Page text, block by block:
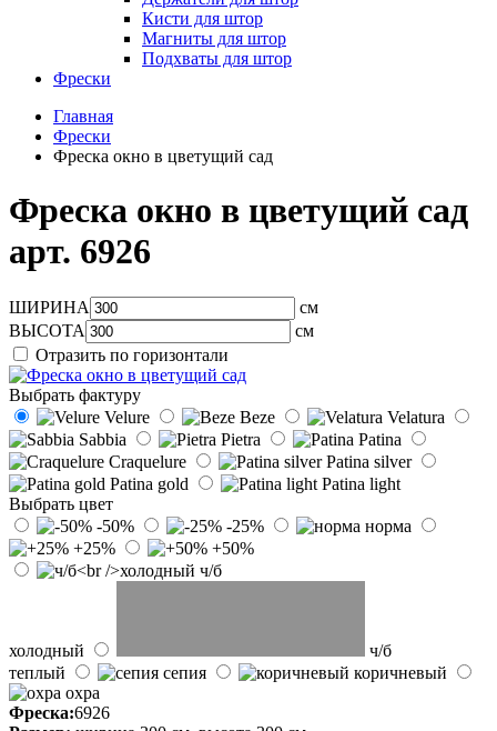
Кисти для штор
Магниты для штор
Подхваты для штор
Фрески
Главная
Фрески
Фреска окно в цветущий сад
Фреска окно в цветущий сад
арт. 6926
ШИРИНА
см
ВЫСОТА
см
Отразить по горизонтали
Выбрать фактуру
Velure
Beze
Velatura
Sabbia
Pietra
Patina
Craquelure
Patina silver
Patina gold
Patina light
Выбрать цвет
-50%
-25%
норма
+25%
+50%
ч/б
холодный
ч/б
теплый
сепия
коричневый
охра
Фреска:6926